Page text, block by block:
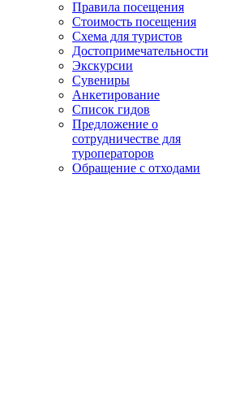
Правила посещения
Стоимость посещения
Схема для туристов
Достопримечательности
Экскурсии
Сувениры
Анкетирование
Список гидов
Предложение о
сотрудничестве для
туроператоров
Обращение с отходами